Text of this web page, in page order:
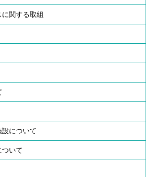
関する取組
について
ついて